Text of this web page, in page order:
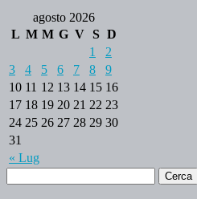
agosto 2026
L M M G V S D
« Lug
1
2
3
4 5 6 7 8
9
10 11 12 13 14 15 16
17 18 19 20 21 22 23
24 25 26 27 28 29 30
31